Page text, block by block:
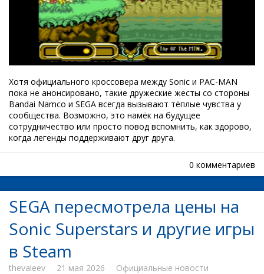
Хотя официального кроссовера между Sonic и PAC-MAN
пока не анонсировано, такие дружеские жесты со стороны
Bandai Namco и SEGA всегда вызывают тёплые чувства у
сообщества. Возможно, это намёк на будущее
сотрудничество или просто повод вспомнить, как здорово,
когда легенды поддерживают друг друга.
0 комментариев
SEGA пересмотрела цены на
Sonic Superstars и другие игры
в Steam
thevaleev 21 мая 2026
Официальные новости